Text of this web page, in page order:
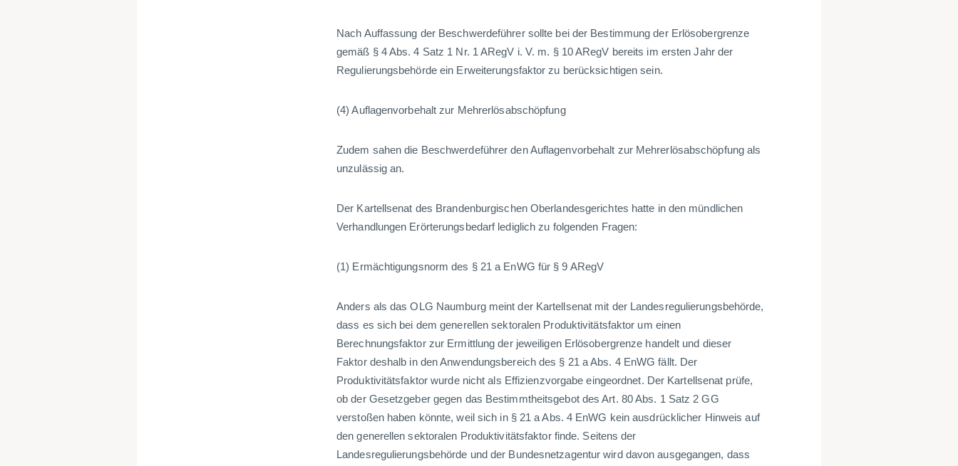
Nach Auffassung der Beschwerdeführer sollte bei der Bestimmung der Erlösobergrenze
gemäß § 4 Abs. 4 Satz 1 Nr. 1 ARegV i. V. m. § 10 ARegV bereits im ersten Jahr der
Regulierungsbehörde ein Erweiterungsfaktor zu berücksichtigen sein.
(4) Auflagenvorbehalt zur Mehrerlösabschöpfung
Zudem sahen die Beschwerdeführer den Auflagenvorbehalt zur Mehrerlösabschöpfung als
unzulässig an.
Der Kartellsenat des Brandenburgischen Oberlandesgerichtes hatte in den mündlichen
Verhandlungen Erörterungsbedarf lediglich zu folgenden Fragen:
(1) Ermächtigungsnorm des § 21 a EnWG für § 9 ARegV
Anders als das OLG Naumburg meint der Kartellsenat mit der Landesregulierungsbehörde,
dass es sich bei dem generellen sektoralen Produktivitätsfaktor um einen
Berechnungsfaktor zur Ermittlung der jeweiligen Erlösobergrenze handelt und dieser
Faktor deshalb in den Anwendungsbereich des § 21 a Abs. 4 EnWG fällt. Der
Produktivitätsfaktor wurde nicht als Effizienzvorgabe eingeordnet. Der Kartellsenat prüfe,
ob der Gesetzgeber gegen das Bestimmtheitsgebot des Art. 80 Abs. 1 Satz 2 GG
verstoßen haben könnte, weil sich in § 21 a Abs. 4 EnWG kein ausdrücklicher Hinweis auf
den generellen sektoralen Produktivitätsfaktor finde. Seitens der
Landesregulierungsbehörde und der Bundesnetzagentur wird davon ausgegangen, dass